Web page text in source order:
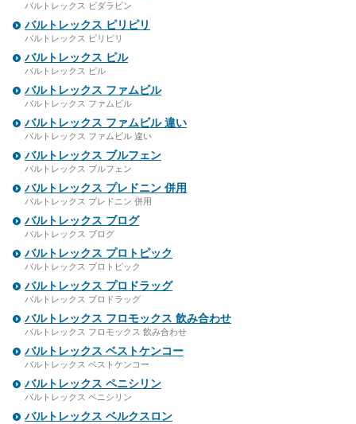
バルトレックス ビダラビン
バルトレックス ピリピリ
バルトレックス ピリピリ
バルトレックス ピル
バルトレックス ピル
バルトレックス ファムビル
バルトレックス ファムビル
バルトレックス ファムビル 違い
バルトレックス ファムビル 違い
バルトレックス ブルフェン
バルトレックス ブルフェン
バルトレックス プレドニン 併用
バルトレックス プレドニン 併用
バルトレックス ブログ
バルトレックス ブログ
バルトレックス プロトピック
バルトレックス プロトピック
バルトレックス プロドラッグ
バルトレックス プロドラッグ
バルトレックス フロモックス 飲み合わせ
バルトレックス フロモックス 飲み合わせ
バルトレックス ベストケンコー
バルトレックス ベストケンコー
バルトレックス ペニシリン
バルトレックス ペニシリン
バルトレックス ベルクスロン